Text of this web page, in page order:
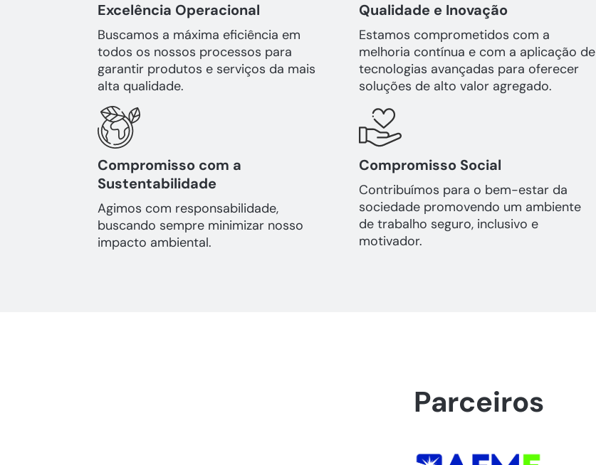
Excelência Operacional
Buscamos a máxima eficiência em
todos os nossos processos para
garantir produtos e serviços da mais
alta qualidade.
Qualidade e Inovação
Estamos comprometidos com a
melhoria contínua e com a aplicação de
tecnologias avançadas para oferecer
soluções de alto valor agregado.
Compromisso com a
Sustentabilidade
Agimos com responsabilidade,
buscando sempre minimizar nosso
impacto ambiental.
Compromisso Social
Contribuímos para o bem-estar da
sociedade promovendo um ambiente
de trabalho seguro, inclusivo e
motivador.
Parceiros